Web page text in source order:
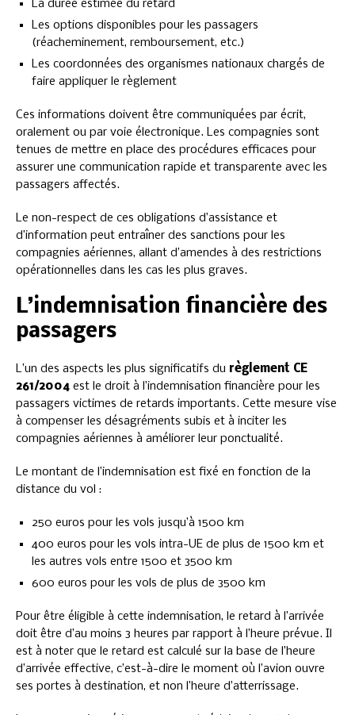
La durée estimée du retard
Les options disponibles pour les passagers
(réacheminement, remboursement, etc.)
Les coordonnées des organismes nationaux chargés de
faire appliquer le règlement
Ces informations doivent être communiquées par écrit,
oralement ou par voie électronique. Les compagnies sont
tenues de mettre en place des procédures efficaces pour
assurer une communication rapide et transparente avec les
passagers affectés.
Le non-respect de ces obligations d’assistance et
d’information peut entraîner des sanctions pour les
compagnies aériennes, allant d’amendes à des restrictions
opérationnelles dans les cas les plus graves.
L’indemnisation financière des
passagers
L’un des aspects les plus significatifs du règlement CE
261/2004 est le droit à l’indemnisation financière pour les
passagers victimes de retards importants. Cette mesure vise
à compenser les désagréments subis et à inciter les
compagnies aériennes à améliorer leur ponctualité.
Le montant de l’indemnisation est fixé en fonction de la
distance du vol :
250 euros pour les vols jusqu’à 1500 km
400 euros pour les vols intra-UE de plus de 1500 km et
les autres vols entre 1500 et 3500 km
600 euros pour les vols de plus de 3500 km
Pour être éligible à cette indemnisation, le retard à l’arrivée
doit être d’au moins 3 heures par rapport à l’heure prévue. Il
est à noter que le retard est calculé sur la base de l’heure
d’arrivée effective, c’est-à-dire le moment où l’avion ouvre
ses portes à destination, et non l’heure d’atterrissage.